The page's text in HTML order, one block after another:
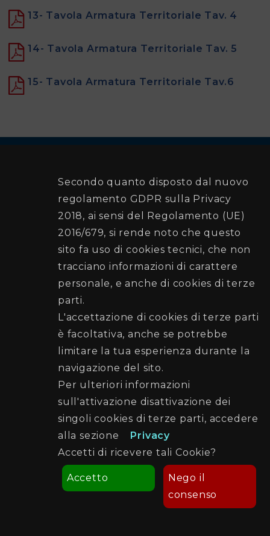
13- Tavola Armatura Territoriale Tav. 4
14- Tavola Armatura Territoriale Tav. 5
15- Tavola Armatura Territoriale Tav.6
Comune di Palermo
Recapiti e Contatti
Sede:Via Ausonia , 69 - 90146 PALERMO
Posta elettronica certificata (PEC):
protezionecivile@cert.comune.palermo.it
Telefono: 091 7401515 - 091 7401570
Seguici su
Cookie Policy
Secondo quanto disposto dal nuovo
regolamento GDPR sulla Privacy
2018, ai sensi del Regolamento (UE)
2016/679, si rende noto che questo
sito fa uso di cookies tecnici, che non
tracciano informazioni di carattere
personale, e anche di cookies di terze
parti.
L'accettazione di cookies di terze parti
è facoltativa, anche se potrebbe
limitare la tua esperienza durante la
navigazione del sito.
Per ulteriori informazioni
sull'attivazione disattivazione dei
singoli cookies di terze parti, accedere
alla sezione
Privacy
Accetti di ricevere tali Cookie?
Accetto
Nego il
consenso